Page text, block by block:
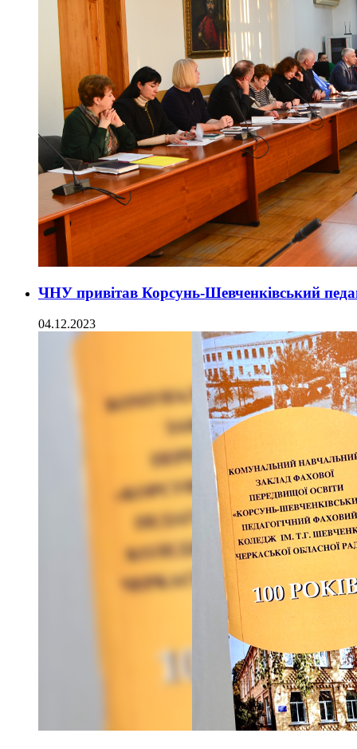
ЧНУ привітав Корсунь-Шевченківський
04.12.2023